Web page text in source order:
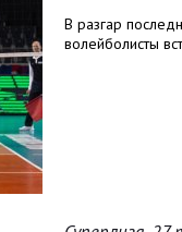
В разгар
волейболисты